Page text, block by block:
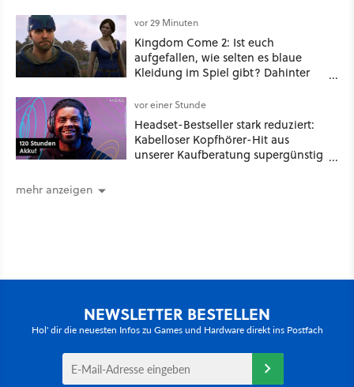
vor 29 Minuten
Kingdom Come 2: Ist euch
aufgefallen, wie selten es blaue
Kleidung im Spiel gibt? Dahinter
vor einer Stunde
Headset-Bestseller stark reduziert:
Kabelloser Kopfhörer-Hit aus
unserer Kaufberatung supergünstig
mehr anzeigen
NEWSLETTER BESTELLEN
Hol' dir die neuesten Infos zu Games und Hardware direkt ins Postfach